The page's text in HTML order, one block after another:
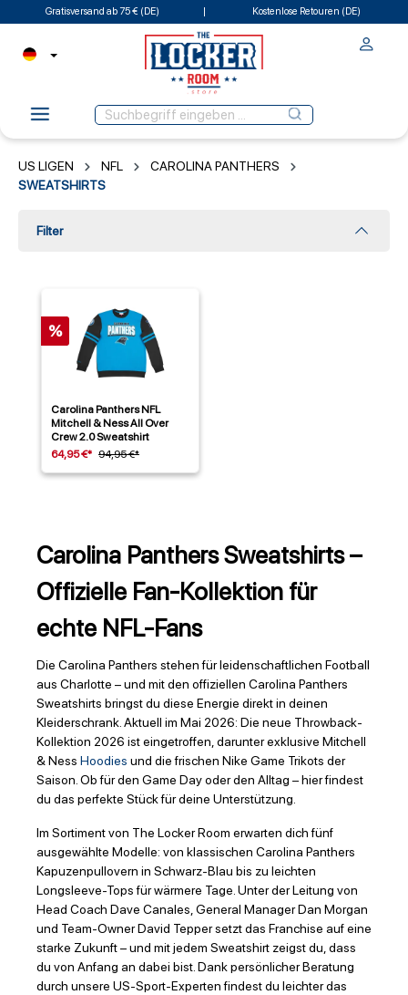
Gratisversand ab 75 € (DE) Kostenlose Retouren (DE)
US LIGEN NFL
CAROLINA PANTHERS
SWEATSHIRTS
Filter
%
Carolina Panthers NFL
Mitchell & Ness All Over
Crew 2.0 Sweatshirt
64,95 €* 94,95 €*
Carolina Panthers Sweatshirts –
Offizielle Fan-Kollektion für
echte NFL-Fans
Die Carolina Panthers stehen für leidenschaftlichen Football
aus Charlotte – und mit den offiziellen Carolina Panthers
Sweatshirts bringst du diese Energie direkt in deinen
Kleiderschrank. Aktuell im Mai 2026: Die neue Throwback-
Kollektion 2026 ist eingetroffen, darunter exklusive Mitchell
& Ness Hoodies und die frischen Nike Game Trikots der
Saison. Ob für den Game Day oder den Alltag – hier findest
du das perfekte Stück für deine Unterstützung.
Im Sortiment von The Locker Room erwarten dich fünf
ausgewählte Modelle: von klassischen Carolina Panthers
Kapuzenpullovern in Schwarz-Blau bis zu leichten
Longsleeve-Tops für wärmere Tage. Unter der Leitung von
Head Coach Dave Canales, General Manager Dan Morgan
und Team-Owner David Tepper setzt das Franchise auf eine
starke Zukunft – und mit jedem Sweatshirt zeigst du, dass
du von Anfang an dabei bist. Dank persönlicher Beratung
durch unsere US-Sport-Experten findest du leichter das